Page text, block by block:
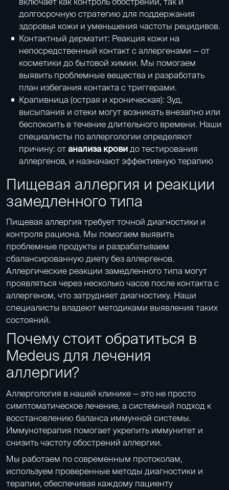
долгосрочную стратегию для поддержания
здоровья кожи и уменьшения частоты рецидивов.
Контактный дерматит: Реакция кожи на
непосредственный контакт с аллергенами — от
косметики до бытовой химии. Мы помогаем
выявить проблемные вещества и разработать
план избегания контакта с триггерами.
Крапивница (острая и хроническая): Зуд,
высыпания и отеки могут возникать внезапно или
беспокоить в течение длительного времени. Наши
специалисты по аллергологии определяют
причину: от анализа крови до тестирования
аллергенов, и назначают эффективную терапию
Пищевая аллергия и реакции
замедленного типа
Пищевая аллергия требует точной диагностики и
контроля рациона. Мы помогаем выявить
проблемные продукты и разрабатываем
сбалансированную диету без аллергенов.
Аллергические реакции замедленного типа могут
проявляться через несколько часов после контакта с
аллергеном, что затрудняет диагностику. Наши
специалисты владеют методиками выявления таких
состояний.
Почему стоит обратиться в
Medeus для лечения
аллергии?
Аллергология в нашей клинике — это не просто
симптоматическое лечение, а системный подход к
восстановлению баланса иммунной системы.
Иммунотерапия помогает укрепить иммунитет и
снизить частоту обострений аллергии.
Мы работаем по современным протоколам,
используем проверенные методы диагностики и
терапии, обеспечивая каждому пациенту